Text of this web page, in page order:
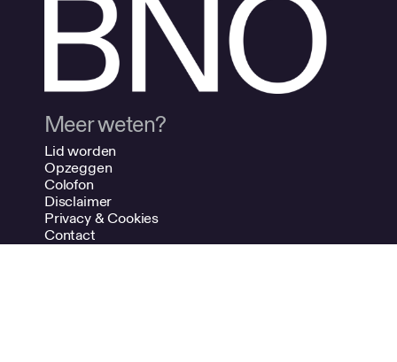
Meer weten?
Lid worden
Opzeggen
Colofon
Disclaimer
Privacy & Cookies
Contact